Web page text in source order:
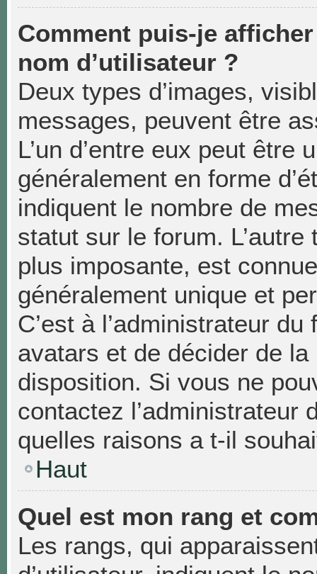
Comment puis-je
nom d’utilisateur ?
Deux types d’images,
messages, peuvent être
L’un d’entre eux peut
généralement en forme
indiquent le nombre de
statut sur le forum.
plus imposante, est
généralement unique et
C’est à l’administrateur
avatars et de décider de
disposition. Si vous ne
contactez l’administrateur
quelles raisons a t-il
Haut
Quel est mon rang et
Les rangs, qui